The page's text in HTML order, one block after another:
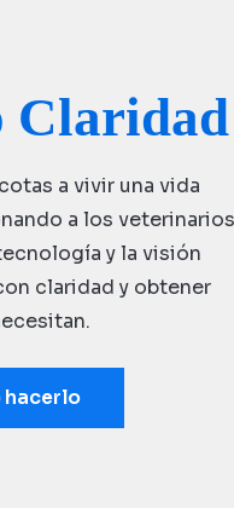
Claridad
a vivir una vida
a los veterinarios
y la visión
claridad y obtener
hacerlo